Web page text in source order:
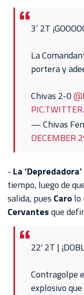
3’ 2T
La
portera y
Chivas 2-0
— Chivas
DECEMBER
- La ‘Depredadora’
tiempo, luego de
salida, pues Carolo
Cervantesque
22' 2T |
Contragolpe
explosivo